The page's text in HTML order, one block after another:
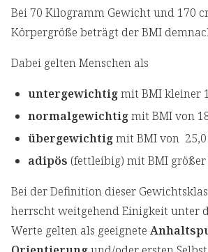
Bei 70 Kilogramm Gewicht und 170
Körpergröße beträgt der BMI
Dabei gelten Menschen als
untergewichtigmit BMI kleiner
normalgewichtigmit BMI von
übergewichtigmit BMI von 25,0
adipös (fettleibig) mit BMI größer
Bei der Definition dieser
herrscht weitgehend Einigkeit unter
Werte gelten als geeignete